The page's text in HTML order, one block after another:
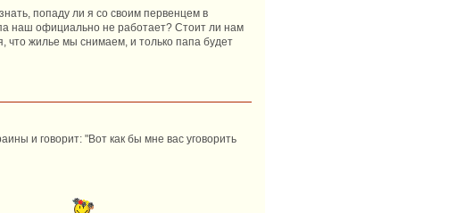
попаду ли я со своим первенцем в
наш официально не работает? Стоит ли нам
что жилье мы снимаем, и только папа будет
и говорит: "Вот как бы мне вас уговорить